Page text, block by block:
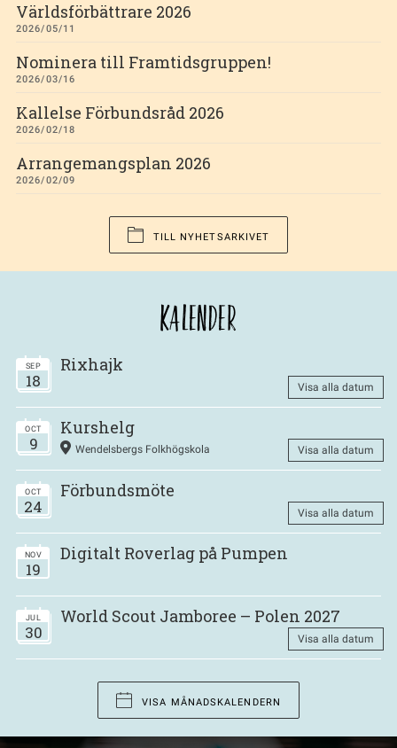
Världsförbättrare 2026
2026/05/11
Nominera till Framtidsgruppen!
2026/03/16
Kallelse Förbundsråd 2026
2026/02/18
Arrangemangsplan 2026
2026/02/09
TILL NYHETSARKIVET
KALENDER
SEP
18
Rixhajk
Visa alla datum
OCT
9
Kurshelg
Wendelsbergs Folkhögskola Visa alla datum
OCT
24
Förbundsmöte
Visa alla datum
NOV
19
Digitalt Roverlag på Pumpen
JUL
30
World Scout Jamboree – Polen 2027
Visa alla datum
VISA MÅNADSKALENDERN